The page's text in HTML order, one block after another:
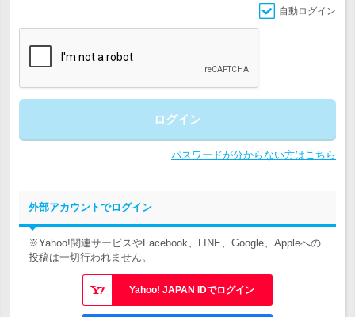
自動ログイン
ログイン
パスワードが分からない方はこちら
外部アカウントでログイン
※Yahoo!関連サービスやFacebook、LINE、Google、Appleへの
投稿は一切行われません。
Yahoo! JAPAN IDでログイン